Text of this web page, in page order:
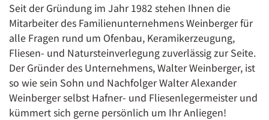
Seit der Gründung im Jahr 1982 stehen Ihnen die
Mitarbeiter des Familienunternehmens Weinberger für
alle Fragen rund um Ofenbau, Keramikerzeugung,
Fliesen- und Natursteinverlegung zuverlässig zur Seite.
Der Gründer des Unternehmens, Walter Weinberger, ist
so wie sein Sohn und Nachfolger Walter Alexander
Weinberger selbst Hafner- und Fliesenlegermeister und
kümmert sich gerne persönlich um Ihr Anliegen!